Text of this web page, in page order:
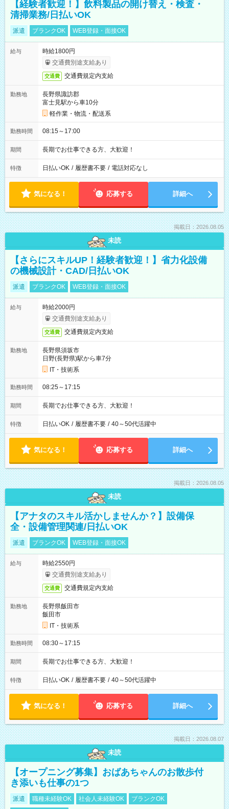
【経験者歓迎！】飲料製品の開け替え・検査・
清掃業務/日払いOK
派遣 ブランクOK WEB登録・面接OK
給与
時給1800円
交通費別途支給あり
交通費 交通費規定内支給
勤務地
長野県諏訪郡
富士見駅から車10分
軽作業・物流・配送系
勤務時間 08:15～17:00
期間 長期でお仕事できる方、大歓迎！
特徴 日払いOK / 履歴書不要 / 電話対応なし
気になる！ 応募する 詳細へ
掲載日：2026.08.05
未読
【さらにスキルUP！経験者歓迎！】省力化設備
の機械設計・CAD/日払いOK
派遣 ブランクOK WEB登録・面接OK
給与
時給2000円
交通費別途支給あり
交通費 交通費規定内支給
勤務地
長野県須坂市
日野(長野県)駅から車7分
IT・技術系
勤務時間 08:25～17:15
期間 長期でお仕事できる方、大歓迎！
特徴 日払いOK / 履歴書不要 / 40～50代活躍中
気になる！ 応募する 詳細へ
掲載日：2026.08.05
未読
【アナタのスキル活かしませんか？】設備保
全・設備管理関連/日払いOK
派遣 ブランクOK WEB登録・面接OK
給与
時給2550円
交通費別途支給あり
交通費 交通費規定内支給
勤務地
長野県飯田市
飯田市
IT・技術系
勤務時間 08:30～17:15
期間 長期でお仕事できる方、大歓迎！
特徴 日払いOK / 履歴書不要 / 40～50代活躍中
気になる！ 応募する 詳細へ
掲載日：2026.08.07
未読
【オープニング募集】おばあちゃんのお散歩付
き添いも仕事の1つ
派遣 職種未経験OK 社会人未経験OK
ブランクOK